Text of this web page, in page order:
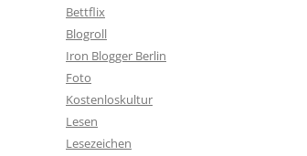
Bettflix
Blogroll
Iron Blogger Berlin
Foto
Kostenloskultur
Lesen
Lesezeichen